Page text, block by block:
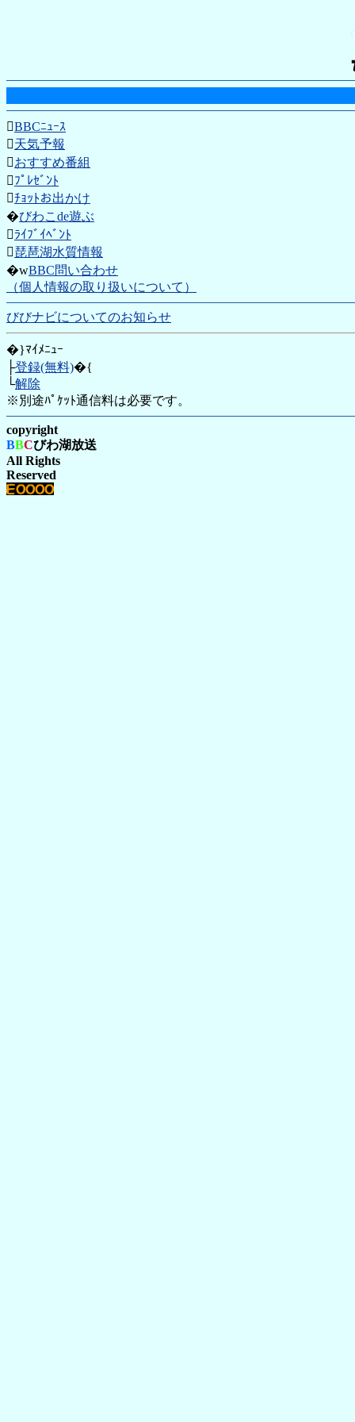
BBCﾆｭｰｽ
天気予報
おすすめ番組
ﾌﾟﾚｾﾞﾝﾄ
ﾁｮｯﾄお出かけ
�びわこde遊ぶ
ﾗｲﾌﾞｲﾍﾞﾝﾄ
琵琶湖水質情報
�wBBC問い合わせ
（個人情報の取り扱いについて）
びびナビについてのお知らせ
�}ﾏｲﾒﾆｭｰ
├登録(無料)�{
└解除
※別途ﾊﾟｹｯﾄ通信料は必要です。
copyright
BBCびわ湖放送
All Rights
Reserved